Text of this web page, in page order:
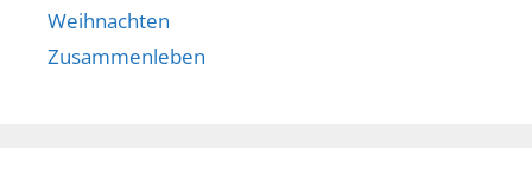
Weihnachten
Zusammenleben